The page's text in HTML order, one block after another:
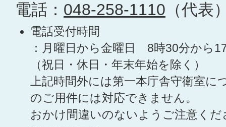
電話： 048-258-1110 （代表
電話受付時間
：月曜日から金曜日 8時30分から
（祝日・休日・年末年始を除く）
上記時間外には第一本庁舎守衛室に
のご用件には対応できません。
おかけ間違いのないようご注意くだ